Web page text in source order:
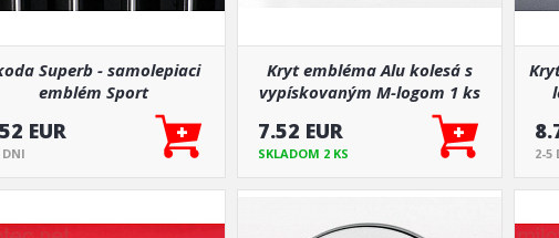
Superb - samolepiaci
emblém Sport
EUR
DNI
Kryt embléma Alu kolesá s
vypískovaným M-logom 1 ks
7.52 EUR
SKLADOM 2 KS 2-5